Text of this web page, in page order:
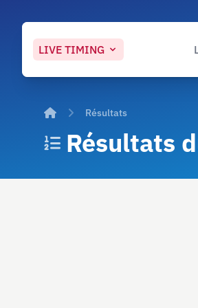
LIVE TIMING
AccueilRésultats
Résultats